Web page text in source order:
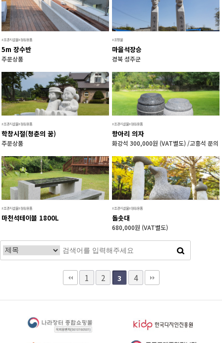
#조경시설물#정원용품
5m 장수반
주문상품
#조형물
마을석장승
경북 성주군
#조경시설물#정원용품
학창시절(청춘의 꿈)
주문상품
#조경시설물#정원용품
항아리 의자
화강석 300,000원 (VAT별도) /고흥석 문의
#조경시설물#정원용품
마천석테이블 1800L
#조경시설물#정원용품
돌솟대
680,000원 (VAT별도)
1 2 3 4